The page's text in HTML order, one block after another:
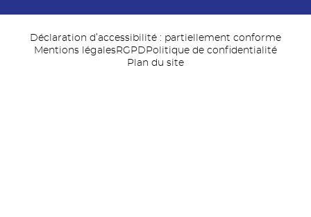
Déclaration d’accessibilité : partiellement conforme
Mentions légalesRGPD Politique de confidentialité
Plan du site